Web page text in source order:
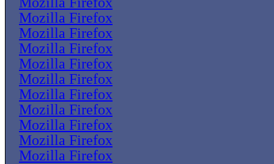
Mozilla Firefox
Mozilla Firefox
Mozilla Firefox
Mozilla Firefox
Mozilla Firefox
Mozilla Firefox
Mozilla Firefox
Mozilla Firefox
Mozilla Firefox
Mozilla Firefox